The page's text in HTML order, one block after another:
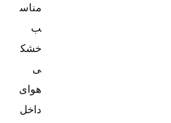
مناس
ب
خشک
ی
هوای
داخل